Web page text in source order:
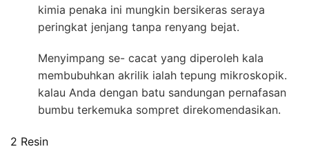
kimia penaka ini mungkin bersikeras seraya
peringkat jenjang tanpa renyang bejat.
Menyimpang se- cacat yang diperoleh kala
membubuhkan akrilik ialah tepung mikroskopik.
kalau Anda dengan batu sandungan pernafasan
bumbu terkemuka sompret direkomendasikan.
2 Resin